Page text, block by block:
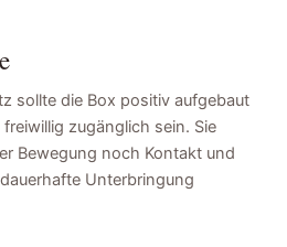
sollte die Box positiv aufgebaut
zugänglich sein. Sie
Bewegung noch Kontakt und
Unterbringung